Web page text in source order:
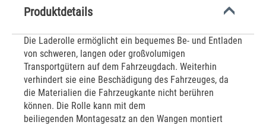
Produktdetails
Die Laderolle ermöglicht ein bequemes Be- und Entladen
von schweren, langen oder großvolumigen
Transportgütern auf dem Fahrzeugdach. Weiterhin
verhindert sie eine Beschädigung des Fahrzeuges, da
die Materialien die Fahrzeugkante nicht berühren
können. Die Rolle kann mit dem
beiliegenden Montagesatz an den Wangen montiert